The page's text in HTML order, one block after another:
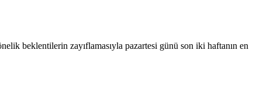
beklentilerin zayıflamasıyla pazartesi günü son iki haftanın en